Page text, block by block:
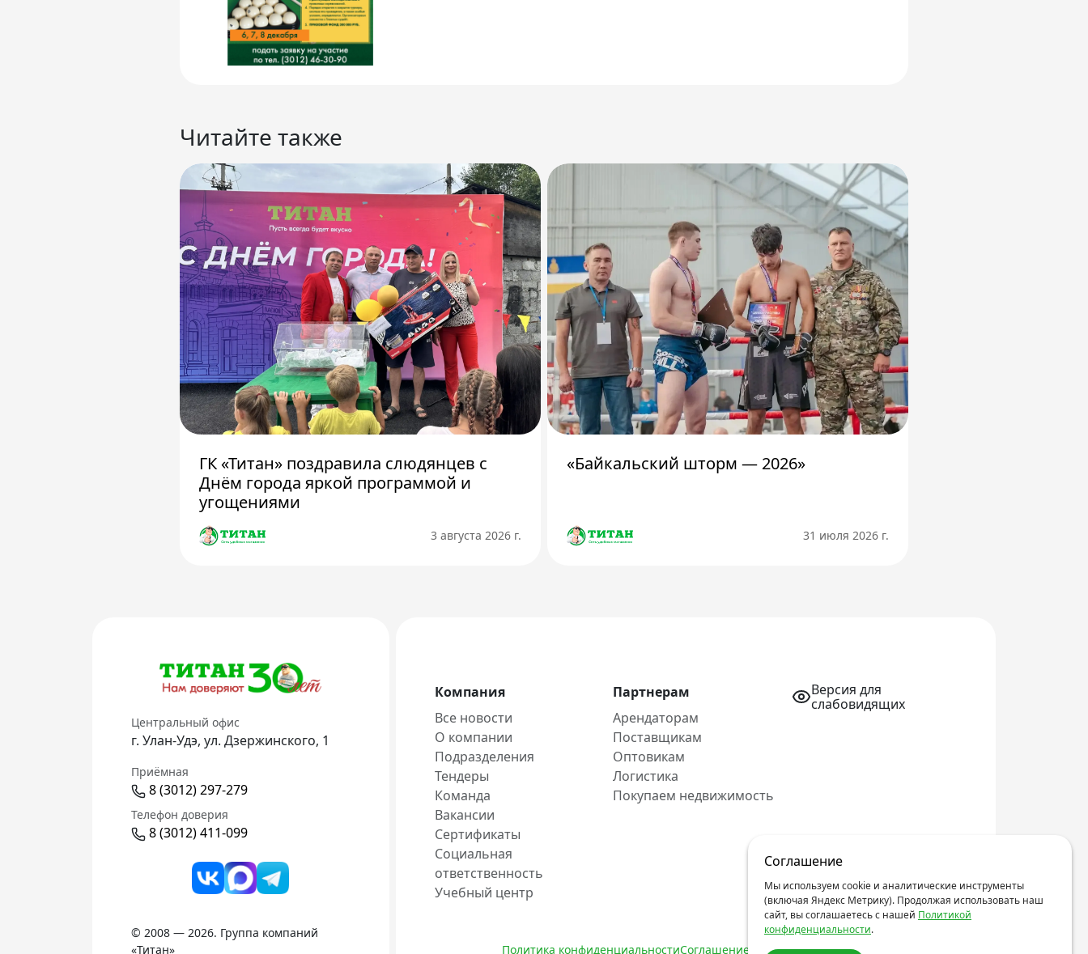
Читайте также
ГК «Титан» поздравила слюдянцев с
Днём города яркой программой и
угощениями
3 августа 2026 г.
«Байкальский шторм — 2026»
31 июля 2026 г.
Соглашение
Мы используем cookie и аналитические инструменты
(включая Яндекс Метрику). Продолжая использовать наш
сайт, вы соглашаетесь с нашей Политикой
конфиденциальности.
Центральный офис
г. Улан-Удэ, ул. Дзержинского, 1
Приёмная
8 (3012) 297-279
Телефон доверия
8 (3012) 411-099
© 2008 — 2026. Группа компаний
«Титан»
Компания
Все новости
О компании
Подразделения
Тендеры
Команда
Вакансии
Сертификаты
Социальная
ответственность
Учебный центр
Партнерам
Арендаторам
Поставщикам
Оптовикам
Логистика
Покупаем недвижимость
Версия для
слабовидящих
Политика конфиденциальностиСоглашение об обработке персональных данных